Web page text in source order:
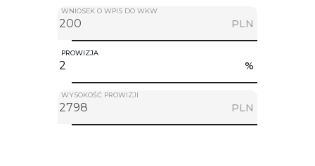
WNIOSEK O WPIS DO WKW
PLN
PROWIZJA
%
WYSOKOŚĆ PROWIZJI
PLN